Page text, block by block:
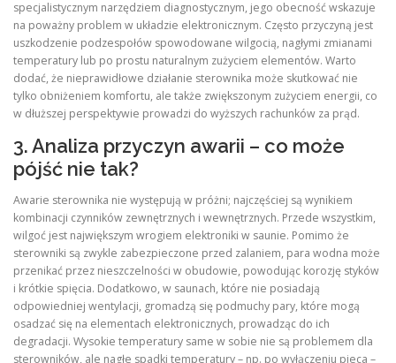
specjalistycznym narzędziem diagnostycznym, jego obecność wskazuje
na poważny problem w układzie elektronicznym. Często przyczyną jest
uszkodzenie podzespołów spowodowane wilgocią, nagłymi zmianami
temperatury lub po prostu naturalnym zużyciem elementów. Warto
dodać, że nieprawidłowe działanie sterownika może skutkować nie
tylko obniżeniem komfortu, ale także zwiększonym zużyciem energii, co
w dłuższej perspektywie prowadzi do wyższych rachunków za prąd.
3. Analiza przyczyn awarii – co może
pójść nie tak?
Awarie sterownika nie występują w próżni; najczęściej są wynikiem
kombinacji czynników zewnętrznych i wewnętrznych. Przede wszystkim,
wilgoć jest największym wrogiem elektroniki w saunie. Pomimo że
sterowniki są zwykle zabezpieczone przed zalaniem, para wodna może
przenikać przez nieszczelności w obudowie, powodując korozję styków
i krótkie spięcia. Dodatkowo, w saunach, które nie posiadają
odpowiedniej wentylacji, gromadzą się podmuchy pary, które mogą
osadzać się na elementach elektronicznych, prowadząc do ich
degradacji. Wysokie temperatury same w sobie nie są problemem dla
sterowników, ale nagłe spadki temperatury – np. po wyłączeniu pieca –